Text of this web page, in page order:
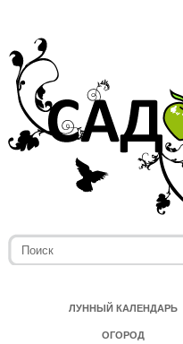
ЛУННЫЙ КАЛЕНДАРЬ
ОГОРОД